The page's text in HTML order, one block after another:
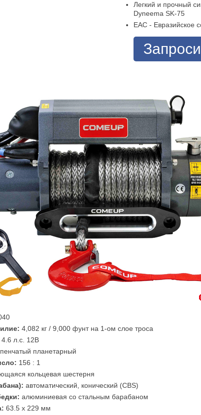
Легкий и прочный
Dyneema SK-75
ЕАС - Евразийское
4,082 кг / 9,000 фунт на 1-ом слое троса
л.с. 12В
планетарный
156 : 1
кольцевая шестерня
автоматический, конический (CBS)
алюминиевая со стальным барабаном
63.5 x 229 мм